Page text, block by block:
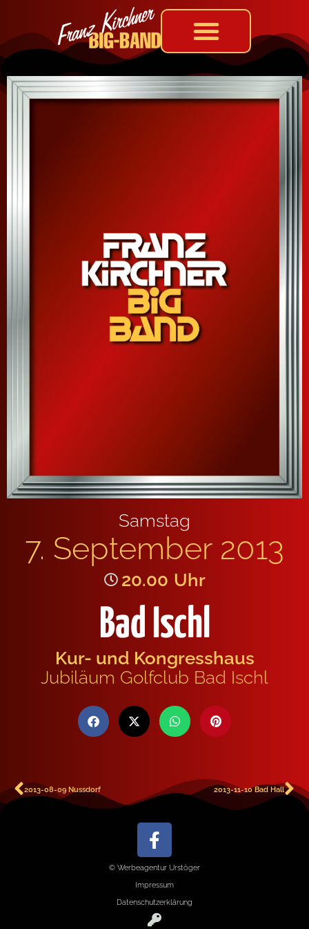
Samstag
7. September 2013
20.00 Uhr
Bad Ischl
Kur- und Kongresshaus
Jubiläum Golfclub Bad Ischl
2013-08-09 Nussdorf 2013-11-10 Bad Hall
© Werbeagentur Urstöger
Impressum
Datenschutzerklärung